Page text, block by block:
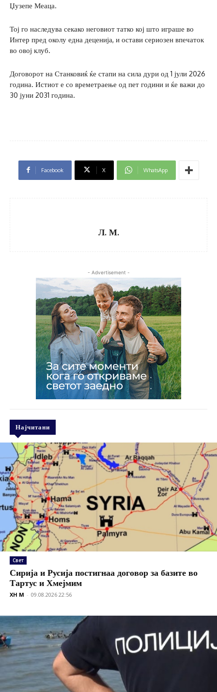
Џузепе Меаца.
Тој го наследува секако неговиот татко кој што играше во
Интер пред околу една деценија, и остави сериозен впечаток
во овој клуб.
Договорот на Станковиќ ќе стапи на сила дури од 1 јули 2026
година. Истиот е со времетраење од пет години и ќе важи до
30 јуни 2031 година.
Facebook X WhatsApp
Л. М.
- Advertisement -
Најчитани
Свет
Сирија и Русија постигнаа договор за базите во
Тартус и Хмејмим
XH M - 09.08.2026 22:56